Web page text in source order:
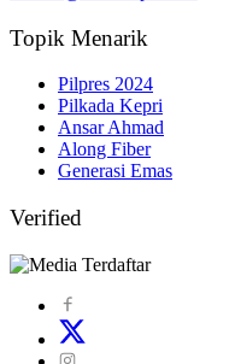
Topik Menarik
Pilpres 2024
Pilkada Kepri
Ansar Ahmad
Along Fiber
Generasi Emas
Verified